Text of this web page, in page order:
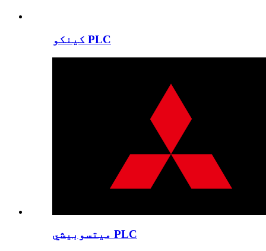
کینکو PLC
میتسوبیشي PLC